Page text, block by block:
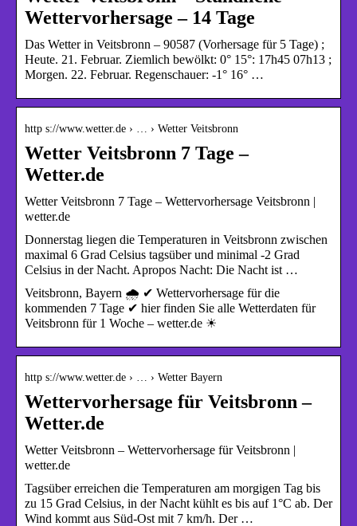
Wettervorhersage – 14 Tage
Das Wetter in Veitsbronn – 90587 (Vorhersage für 5 Tage) ;
Heute. 21. Februar. Ziemlich bewölkt: 0° 15°: 17h45 07h13 ;
Morgen. 22. Februar. Regenschauer: -1° 16° …
http s://www.wetter.de › … › Wetter Veitsbronn
Wetter Veitsbronn 7 Tage –
Wetter.de
Wetter Veitsbronn 7 Tage – Wettervorhersage Veitsbronn |
wetter.de
Donnerstag liegen die Temperaturen in Veitsbronn zwischen
maximal 6 Grad Celsius tagsüber und minimal -2 Grad
Celsius in der Nacht. Apropos Nacht: Die Nacht ist …
Veitsbronn, Bayern 🌧️ ✔ Wettervorhersage für die
kommenden 7 Tage ✔ hier finden Sie alle Wetterdaten für
Veitsbronn für 1 Woche – wetter.de ☀
http s://www.wetter.de › … › Wetter Bayern
Wettervorhersage für Veitsbronn –
Wetter.de
Wetter Veitsbronn – Wettervorhersage für Veitsbronn |
wetter.de
Tagsüber erreichen die Temperaturen am morgigen Tag bis
zu 15 Grad Celsius, in der Nacht kühlt es bis auf 1°C ab. Der
Wind kommt aus Süd-Ost mit 7 km/h. Der …